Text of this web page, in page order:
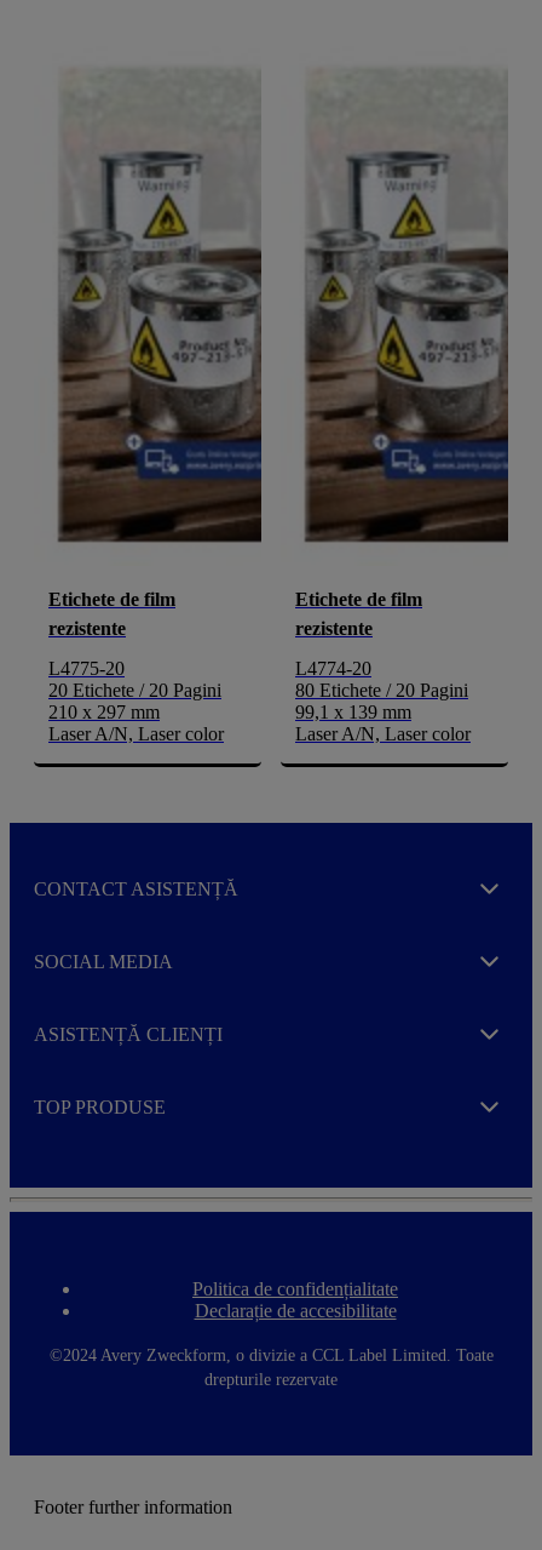
Etichete de film
rezistente
L4775-20
20 Etichete / 20 Pagini
210 x 297 mm
Laser A/N, Laser color
Etichete de film
rezistente
L4774-20
80 Etichete / 20 Pagini
99,1 x 139 mm
Laser A/N, Laser color
CONTACT ASISTENȚĂ Expand
SOCIAL MEDIA Expand
ASISTENȚĂ CLIENȚI Expand
TOP PRODUSE Expand
F
o
t
e
Politica de confidențialitate
Declarație de accesibilitate
©2024 Avery Zweckform, o divizie a CCL Label Limited. Toate
drepturile rezervate
Footer further information